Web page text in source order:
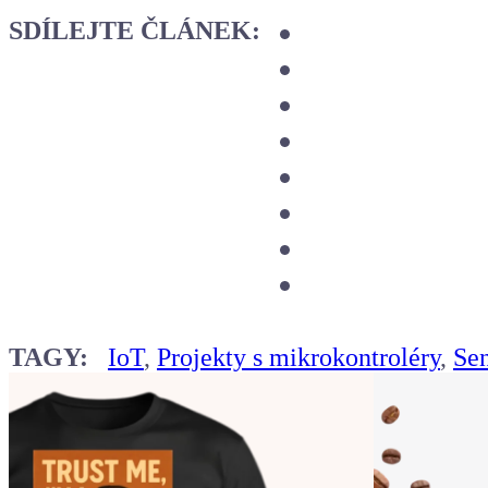
SDÍLEJTE ČLÁNEK:
TAGY: IoT,Projekty s mikrokontroléry,